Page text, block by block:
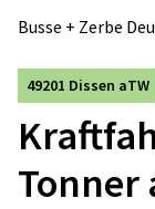
Busse + Zerbe
49201 Dissen aTW
Tonner